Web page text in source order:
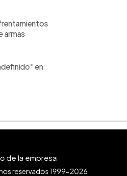
armas
en
reservados 1999-2026